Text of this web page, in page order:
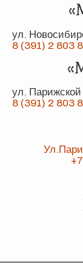
ул.
8 (391) 2 803
ул.
8 (391) 2 803